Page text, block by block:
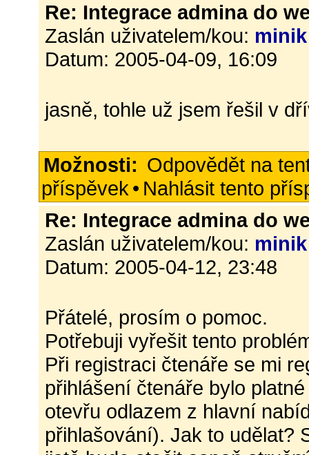
Re: Integrace admina do
Zaslán uživatelem/kou: minik
Datum: 2005-04-09, 16:09
jasně, tohle už jsem řešil v
Možnosti: Odpovědět na
příspěvek • Nahlásit tento
Re: Integrace admina do
Zaslán uživatelem/kou: minik
Datum: 2005-04-12, 23:48
Přátelé, prosím o pomoc.
Potřebuji vyřešit tento
Při registraci čtenáře se mi
přihlášení čtenáře bylo
otevřu odlazem z hlavní
přihlašování). Jak to udělat?